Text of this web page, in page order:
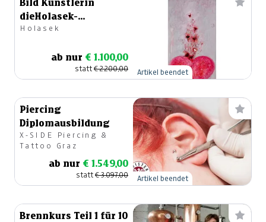
Bild Künstlerin
dieHolasek-
Herzschüttung
Holasek
ab nur € 1.100,00
statt€ 2.200,00 Artikel beendet
Piercing
Diplomausbildung
X-SIDE Piercing &
Tattoo Graz
ab nur € 1.549,00
statt€ 3.097,00 Artikel beendet
Brennkurs Teil 1 für 10